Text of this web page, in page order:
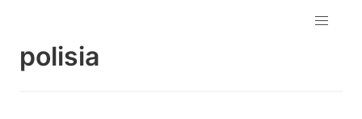
polisia